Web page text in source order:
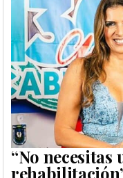
“No necesitas